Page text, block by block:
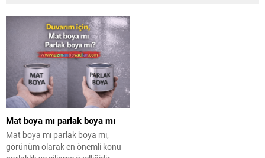
Mat boya mı parlak boya mı
Mat boya mı parlak boya mı,
görünüm olarak en önemli konu